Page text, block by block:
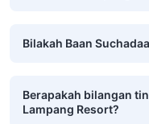
Bilakah Baan
Berapakah bilangan
Lampang Resort?